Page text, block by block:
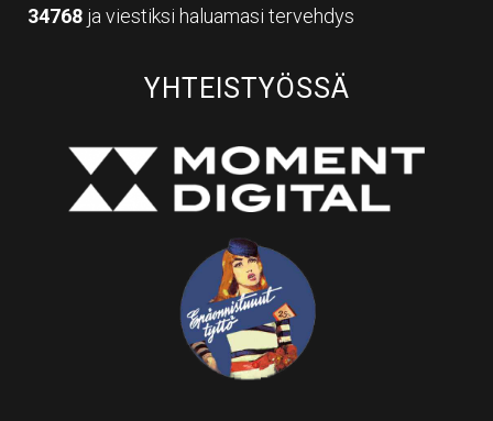
34768 ja viestiksi haluamasi tervehdys
YHTEISTYÖSSÄ